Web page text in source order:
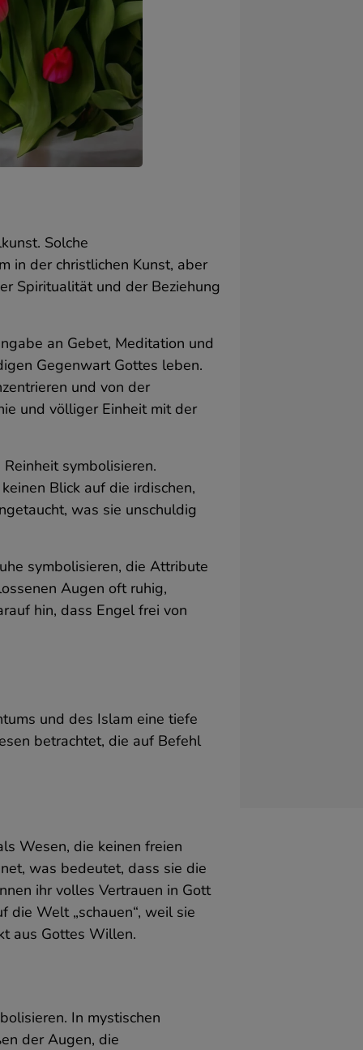
Solche
in der christlichen Kunst, aber
Spiritualität und der Beziehung
an Gebet, Meditation und
Gegenwart Gottes leben.
und von der
und völliger Einheit mit der
symbolisieren.
Blick auf die irdischen,
was sie unschuldig
symbolisieren, die Attribute
Augen oft ruhig,
hin, dass Engel frei von
und des Islam eine tiefe
betrachtet, die auf Befehl
Wesen, die keinen freien
was bedeutet, dass sie die
ihr volles Vertrauen in Gott
die Welt „schauen“, weil sie
aus Gottes Willen.
In mystischen
der Augen, die